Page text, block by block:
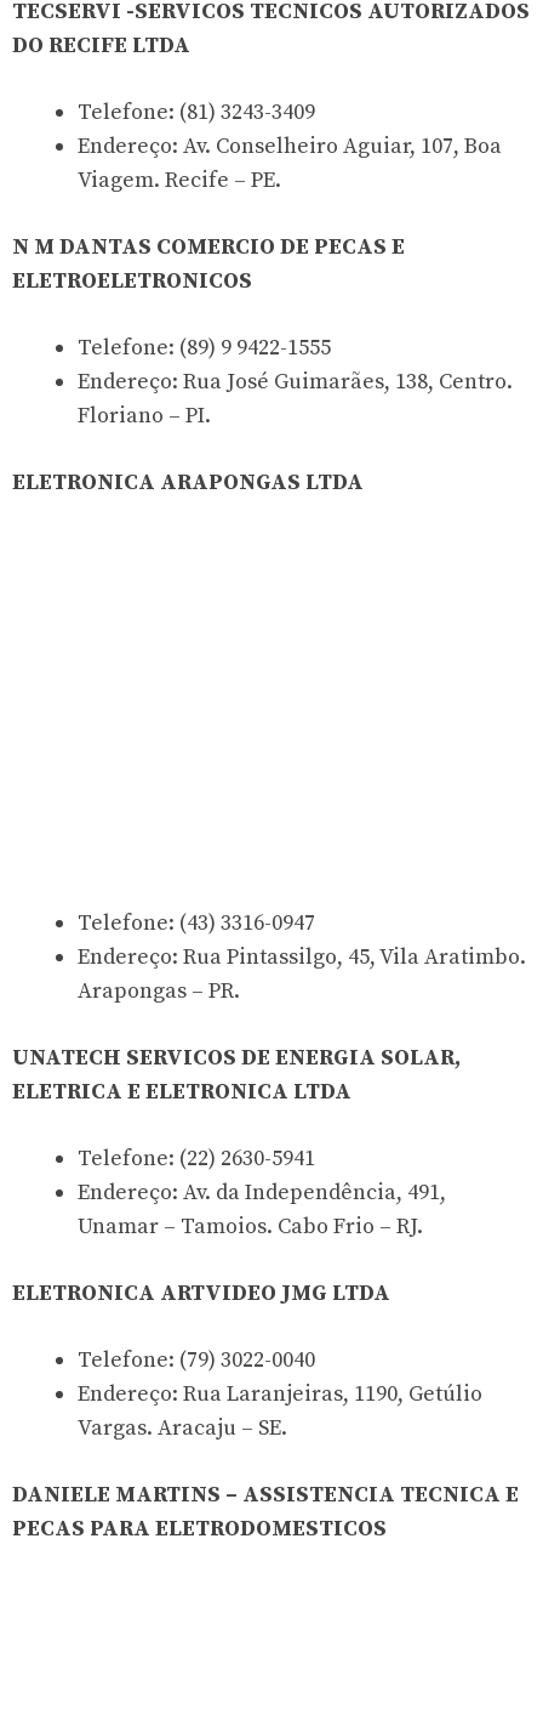
TECSERVI -SERVICOS TECNICOS AUTORIZADOS
DO RECIFE LTDA
Telefone: (81) 3243-3409
Endereço: Av. Conselheiro Aguiar, 107, Boa
Viagem. Recife – PE.
N M DANTAS COMERCIO DE PECAS E
ELETROELETRONICOS
Telefone: (89) 9 9422-1555
Endereço: Rua José Guimarães, 138, Centro.
Floriano – PI.
ELETRONICA ARAPONGAS LTDA
Telefone: (43) 3316-0947
Endereço: Rua Pintassilgo, 45, Vila Aratimbo.
Arapongas – PR.
UNATECH SERVICOS DE ENERGIA SOLAR,
ELETRICA E ELETRONICA LTDA
Telefone: (22) 2630-5941
Endereço: Av. da Independência, 491,
Unamar – Tamoios. Cabo Frio – RJ.
ELETRONICA ARTVIDEO JMG LTDA
Telefone: (79) 3022-0040
Endereço: Rua Laranjeiras, 1190, Getúlio
Vargas. Aracaju – SE.
DANIELE MARTINS – ASSISTENCIA TECNICA E
PECAS PARA ELETRODOMESTICOS